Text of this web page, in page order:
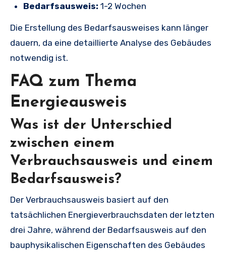
Bedarfsausweis: 1-2 Wochen
Die Erstellung des Bedarfsausweises kann länger
dauern, da eine detaillierte Analyse des Gebäudes
notwendig ist.
FAQ zum Thema
Energieausweis
Was ist der Unterschied
zwischen einem
Verbrauchsausweis und einem
Bedarfsausweis?
Der Verbrauchsausweis basiert auf den
tatsächlichen Energieverbrauchsdaten der letzten
drei Jahre, während der Bedarfsausweis auf den
bauphysikalischen Eigenschaften des Gebäudes